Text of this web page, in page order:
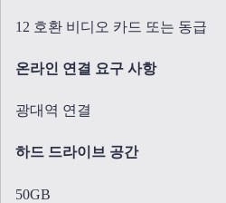
12 호환 비디오 카드 또는 동급
온라인 연결 요구 사항
광대역 연결
하드 드라이브 공간
50GB